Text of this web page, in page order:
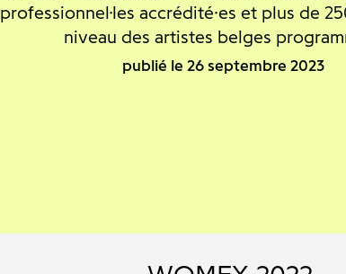
professionnel·les accrédité·es et plus de
niveau des artistes belges
publié le 26 septembre 2023